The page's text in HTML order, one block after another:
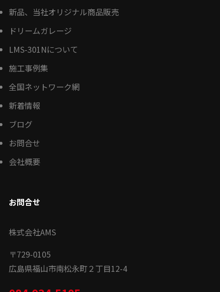
新品、当社オリジナル商品販売
ドリームガレージ
LMS-301Nについて
施工事例集
全国ネットワーク網
新着情報
ブログ
お問合せ
会社概要
お問合せ
株式会社AMS
〒729-0105
広島県福山市南松永町２丁目12-4